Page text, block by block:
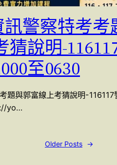
訊警察特考考
猜說明-
至0630
題與郭富線上考猜說明-116117
yo…
Older Posts →